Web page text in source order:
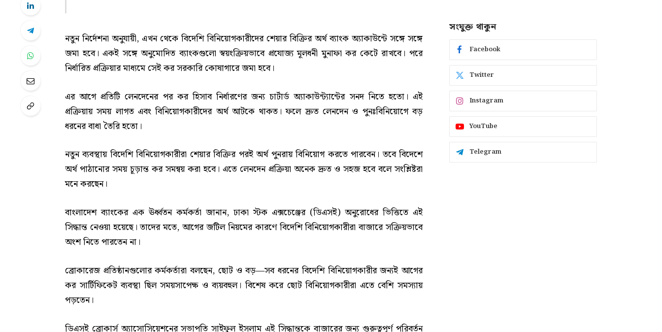
নতুন নির্দেশনা অনুযায়ী, এখন থেকে বিদেশি বিনিয়োগকারীদের শেয়ার বিক্রির অর্থ ব্যাংক অ্যাকাউন্টে সঙ্গে সঙ্গে
জমা হবে। একই সঙ্গে অনুমোদিত ব্যাংকগুলো স্বয়ংক্রিয়ভাবে প্রযোজ্য মূলধনী মুনাফা কর কেটে রাখবে। পরে
নির্ধারিত প্রক্রিয়ার মাধ্যমে সেই কর সরকারি কোষাগারে জমা হবে।
এর আগে প্রতিটি লেনদেনের পর কর হিসাব নির্ধারণের জন্য চার্টার্ড অ্যাকাউন্ট্যান্টের সনদ নিতে হতো। এই
প্রক্রিয়ায় সময় লাগত এবং বিনিয়োগকারীদের অর্থ আটকে থাকত। ফলে দ্রুত লেনদেন ও পুনঃবিনিয়োগে বড়
ধরনের বাধা তৈরি হতো।
নতুন ব্যবস্থায় বিদেশি বিনিয়োগকারীরা শেয়ার বিক্রির পরই অর্থ পুনরায় বিনিয়োগ করতে পারবেন। তবে বিদেশে
অর্থ পাঠানোর সময় চূড়ান্ত কর সমন্বয় করা হবে। এতে লেনদেন প্রক্রিয়া অনেক দ্রুত ও সহজ হবে বলে সংশ্লিষ্টরা
মনে করছেন।
বাংলাদেশ ব্যাংকের এক ঊর্ধ্বতন কর্মকর্তা জানান, ঢাকা স্টক এক্সচেঞ্জের (ডিএসই) অনুরোধের ভিত্তিতে এই
সিদ্ধান্ত নেওয়া হয়েছে। তাদের মতে, আগের জটিল নিয়মের কারণে বিদেশি বিনিয়োগকারীরা বাজারে সক্রিয়ভাবে
অংশ নিতে পারতেন না।
ব্রোকারেজ প্রতিষ্ঠানগুলোর কর্মকর্তারা বলছেন, ছোট ও বড়—সব ধরনের বিদেশি বিনিয়োগকারীর জন্যই আগের
কর সার্টিফিকেট ব্যবস্থা ছিল সময়সাপেক্ষ ও ব্যয়বহুল। বিশেষ করে ছোট বিনিয়োগকারীরা এতে বেশি সমস্যায়
পড়তেন।
ডিএসই ব্রোকার্স অ্যাসোসিয়েশনের সভাপতি সাইফুল ইসলাম এই সিদ্ধান্তকে বাজারের জন্য গুরুত্বপূর্ণ পরিবর্তন
সংযুক্ত থাকুন
Facebook
Twitter
Instagram
YouTube
Telegram